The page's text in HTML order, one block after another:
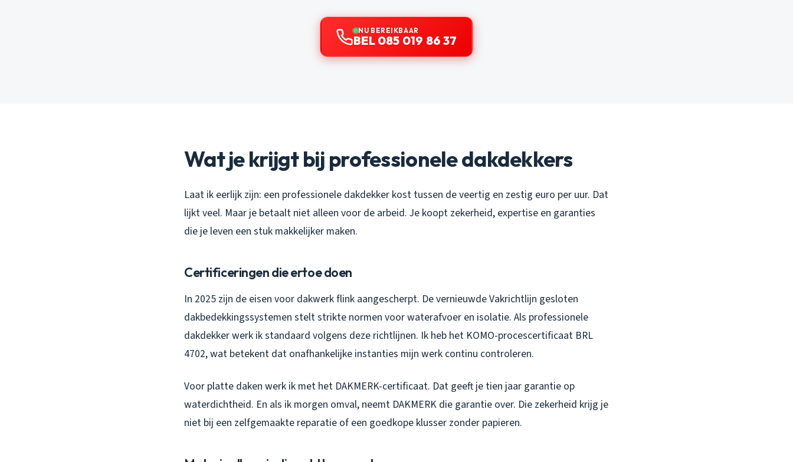
NU BEREIKBAAR
BEL 085 019 86 37
Wat je krijgt bij professionele dakdekkers
Laat ik eerlijk zijn: een professionele dakdekker kost tussen de veertig en zestig euro per uur. Dat
lijkt veel. Maar je betaalt niet alleen voor de arbeid. Je koopt zekerheid, expertise en garanties
die je leven een stuk makkelijker maken.
Certificeringen die ertoe doen
In 2025 zijn de eisen voor dakwerk flink aangescherpt. De vernieuwde Vakrichtlijn gesloten
dakbedekkingssystemen stelt strikte normen voor waterafvoer en isolatie. Als professionele
dakdekker werk ik standaard volgens deze richtlijnen. Ik heb het KOMO-procescertificaat BRL
4702, wat betekent dat onafhankelijke instanties mijn werk continu controleren.
Voor platte daken werk ik met het DAKMERK-certificaat. Dat geeft je tien jaar garantie op
waterdichtheid. En als ik morgen omval, neemt DAKMERK die garantie over. Die zekerheid krijg je
niet bij een zelfgemaakte reparatie of een goedkope klusser zonder papieren.